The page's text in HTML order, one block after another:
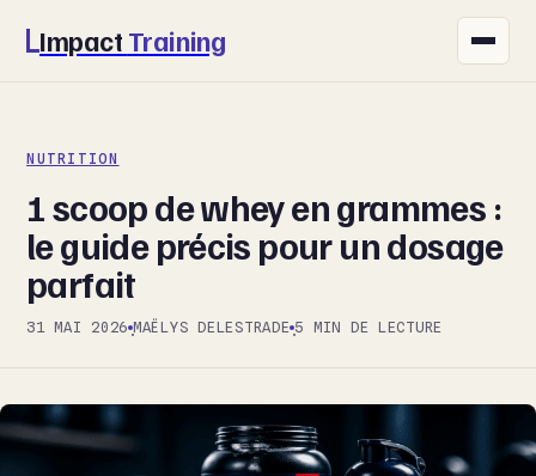
Impact Training
NUTRITION
SANTÉ
SPORT
NUTRITION
1 scoop de whey en grammes :
le guide précis pour un dosage
parfait
31 MAI 2026·MAËLYS DELESTRADE·5 MIN DE LECTURE